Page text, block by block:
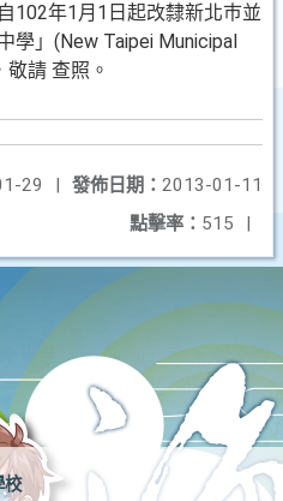
102年1月1日起改隸新北巿並
學」(New Taipei Municipal
敬請 查照。
發佈日期： 2013-01-11
29
|
點擊率： 515 |
校